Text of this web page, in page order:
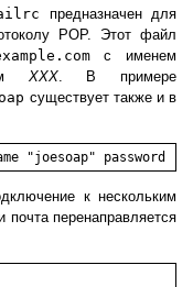
предназначен для
POP. Этот файл
с именем
XXX. В примере
существует также и в
к нескольким
почта перенаправляется